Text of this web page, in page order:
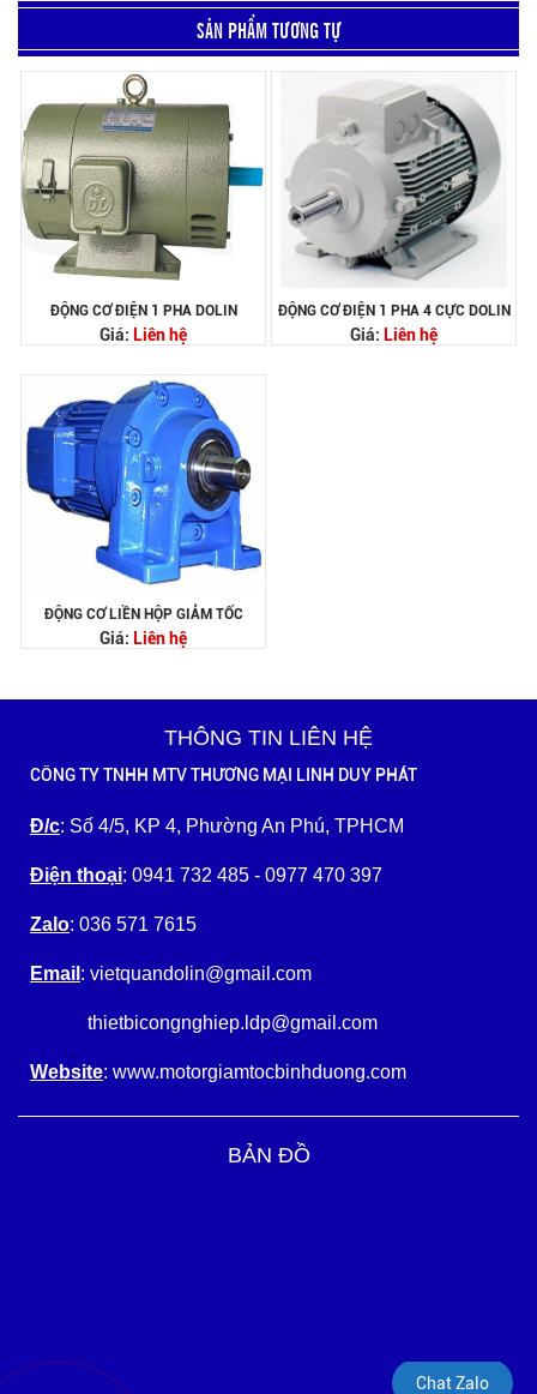
SẢN PHẨM TƯƠNG TỰ
ĐỘNG CƠ ĐIỆN 1 PHA DOLIN
Giá: Liên hệ
ĐỘNG CƠ ĐIỆN 1 PHA 4 CỰC DOLIN
Giá: Liên hệ
ĐỘNG CƠ LIỀN HỘP GIẢM TỐC
Giá: Liên hệ
THÔNG TIN LIÊN HỆ
CÔNG TY TNHH MTV THƯƠNG MẠI LINH DUY PHÁT
Đ/c: Số 4/5, KP 4, Phường An Phú, TPHCM
Điện thoại: 0941 732 485 - 0977 470 397
Zalo: 036 571 7615
Email : vietquandolin@gmail.com
thietbicongnghiep.ldp@gmail.com
Website: www.motorgiamtocbinhduong.com
BẢN ĐỒ
Chat Zalo